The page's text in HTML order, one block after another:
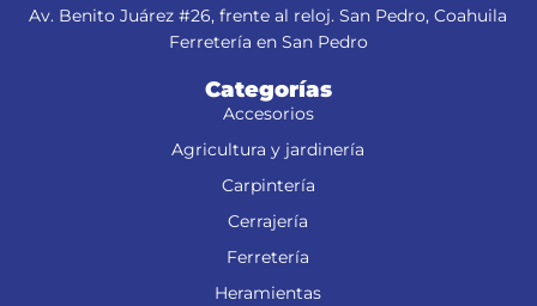
Av. Benito Juárez #26, frente al reloj. San Pedro, Coahuila
Ferretería en San Pedro
Categorías
Accesorios
Agricultura y jardinería
Carpintería
Cerrajería
Ferretería
Heramientas